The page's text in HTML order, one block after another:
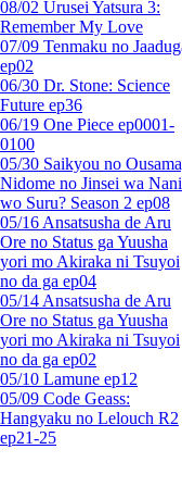
08/02 Urusei Yatsura 3:
Remember My Love
07/09 Tenmaku no
ep02
06/30 Dr. Stone: Science
Future ep36
06/19 One Piece ep0001-
0100
05/30 Saikyou no
Nidome no Jinsei wa Nani
wo Suru? Season 2 ep08
05/16 Ansatsusha de Aru
Ore no Status ga Yuusha
yori mo Akiraka ni Tsuyoi
no da ga ep04
05/14 Ansatsusha de Aru
Ore no Status ga Yuusha
yori mo Akiraka ni Tsuyoi
no da ga ep02
05/10 Lamune ep12
05/09 Code Geass:
Hangyaku no Lelouch R2
ep21-25